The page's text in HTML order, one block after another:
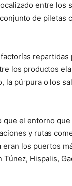
entre los
de piletas
los productos
la púrpura o los
el entorno que
y rutas
eran los puertos
Hispalis,